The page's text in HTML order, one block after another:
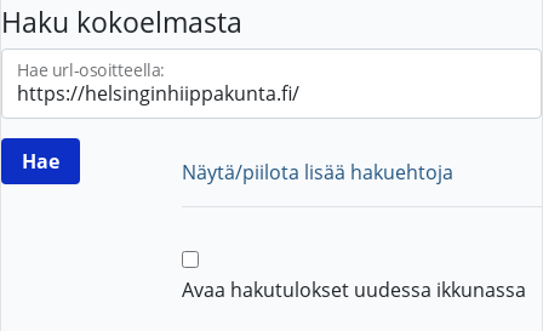
Haku kokoelmasta
Hae url-osoitteella:
Näytä/piilota lisää hakuehtoja
Avaa hakutulokset uudessa ikkunassa